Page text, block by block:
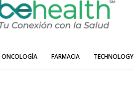
ONCOLOGÍA FARMACIA TECHNOLOGY